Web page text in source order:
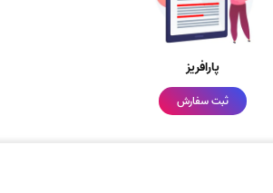
پارافریز
ثبت سفارش